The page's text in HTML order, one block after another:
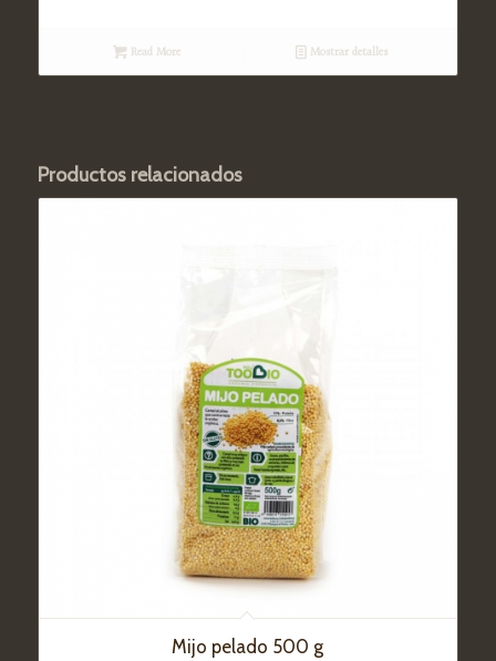
Read More Mostrar detalles
Productos relacionados
Mijo pelado 500 g